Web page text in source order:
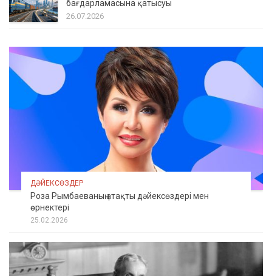
бағдарламасына қатысуы
26.07.2026
ДӘЙЕКСӨЗДЕР
Роза Рымбаеваның атақты дәйексөздері мен
өрнектері
25.02.2026